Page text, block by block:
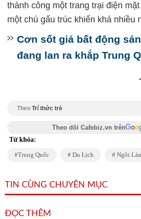
thành công một trang trại điện
một chú gấu trúc khiến khá nhiều
Cơn sốt giá bất động
đang lan ra khắp Trung
Theo Trí thức trẻ
Theo dõi Cafebiz.vn trên
Từ khóa:
Trung Quốc Du Lịch Ngôi
TIN CÙNG CHUYÊN MỤC
ĐỌC THÊM